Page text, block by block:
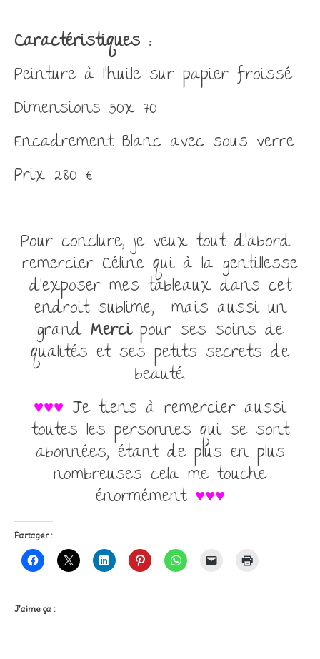
Caractéristiques :
Peinture à l’huile sur papier froissé
Dimensions 50x 70
Encadrement Blanc avec sous verre
Prix 280 €
Pour conclure, je veux tout d’abord
remercier Céline qui à la gentillesse
d’exposer mes tableaux dans cet
endroit sublime, mais aussi un
grand Mercipour ses soins de
qualités et ses petits secrets de
beauté.
♥♥♥ Je tiens à remercier aussi
toutes les personnes qui se sont
abonnées, étant de plus en plus
nombreuses cela me touche
énormément ♥♥♥
Partager :
J’aime ça :